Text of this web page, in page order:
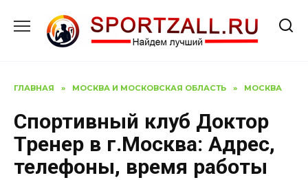
содержанию
ГЛАВНАЯ » МОСКВА И МОСКОВСКАЯ ОБЛАСТЬ » МОСКВА
Спортивный клуб Доктор
Тренер в г.Москва: Адрес,
телефоны, время работы